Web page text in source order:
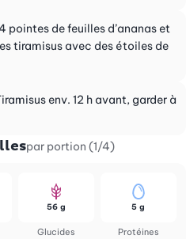
pointes de feuilles d’ananas et
tiramisus avec des étoiles de
env. 12 h avant, garder à
par portion (1/4)
Glucides
56 g
Protéines
5 g